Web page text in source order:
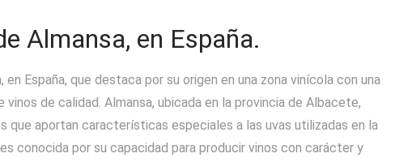
Almansa, en España.
en España, que destaca por su origen en una zona vinícola con una
de calidad. Almansa, ubicada en la provincia de Albacete,
que aportan características especiales a las uvas utilizadas en la
conocida por su capacidad para producir vinos con carácter y